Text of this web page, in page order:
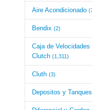
Aire Acondicionado
Bendix (2)
Caja de Velocidades
Clutch (1,311)
Cluth (3)
Depositos y Tanques